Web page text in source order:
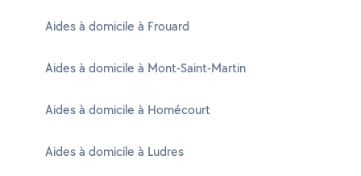
Aides à domicile à Frouard
Aides à domicile à Mont-Saint-Martin
Aides à domicile à Homécourt
Aides à domicile à Ludres